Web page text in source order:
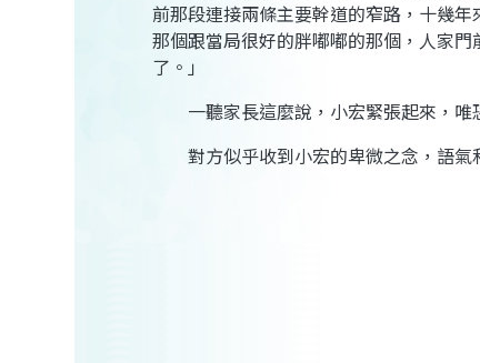
前那段連接兩條主要幹道的窄路，十幾
那個跟當局很好的胖嘟嘟的那個，人家
了。」
一聽家長這麼說，小宏緊張起來，唯
對方似乎收到小宏的卑微之念，語氣